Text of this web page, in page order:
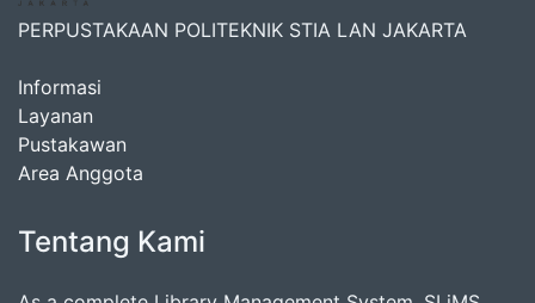
PERPUSTAKAAN POLITEKNIK STIA LAN JAKARTA
Informasi
Layanan
Pustakawan
Area Anggota
Tentang Kami